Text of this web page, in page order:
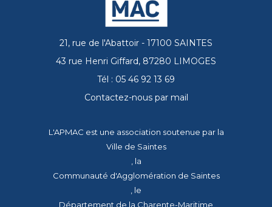
21, rue de l'Abattoir - 17100 SAINTES
43 rue Henri Giffard, 87280 LIMOGES
Tél : 05 46 92 13 69
Contactez-nous par mail
L'APMAC est une association soutenue par la
Ville de Saintes
, la
Communauté d'Agglomération de Saintes
, le
Département de la Charente-Maritime